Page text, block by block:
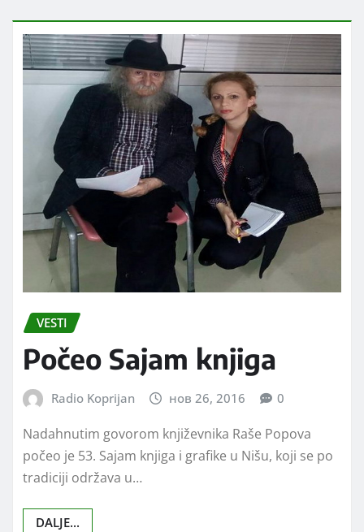
VESTI
Počeo Sajam knjiga
Radio Koprijan нов 26, 2016 0
Nadahnutim govorom književnika Raše Popova
počeo je 53. Sajam knjiga i grafike u Nišu, koji se po
tradiciji održava u…
DALJE...